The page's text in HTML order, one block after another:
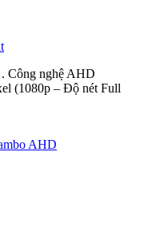
Công nghệ AHD
(1080p – Độ nét Full
AHD